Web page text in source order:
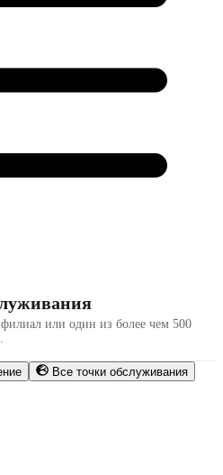
или один из более чем 500
Все точки обслуживания